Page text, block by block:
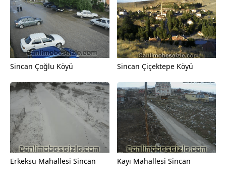
Sincan Çoğlu Köyü Sincan Çiçektepe Köyü
Erkeksu Mahallesi Sincan Kayı Mahallesi Sincan